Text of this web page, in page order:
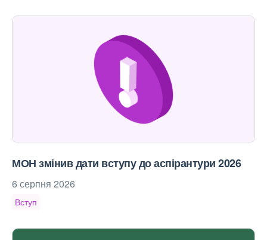
МОН змінив дати вступу до аспірантури 2026
6 серпня 2026
Вступ